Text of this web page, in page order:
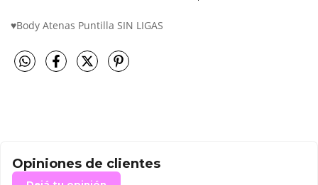
♥Body Atenas Puntilla SIN LIGAS
Opiniones de clientes